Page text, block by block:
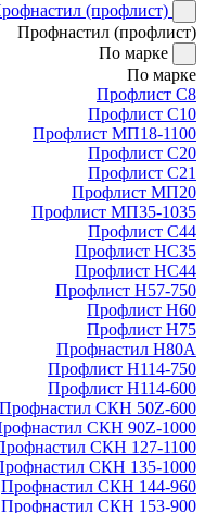
(профлист)
Профнастил (профлист)
По марке
По марке
Профлист С8
Профлист С10
Профлист МП18-1100
Профлист С20
Профлист С21
Профлист МП20
Профлист МП35-1035
Профлист С44
Профлист НС35
Профлист НС44
Профлист Н57-750
Профлист Н60
Профлист Н75
Профнастил Н80А
Профлист Н114-750
Профлист Н114-600
Профнастил СКН 50Z-600
СКН 90Z-1000
СКН 127-1100
СКН 135-1000
Профнастил СКН 144-960
Профнастил СКН 153-900